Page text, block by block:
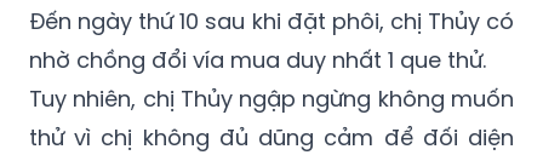
Đến ngày thứ 10 sau khi đặt phôi, chị Thủy có
nhờ chồng đổi vía mua duy nhất 1 que thử.
Tuy nhiên, chị Thủy ngập ngừng không muốn
thử vì chị không đủ dũng cảm để đối diện